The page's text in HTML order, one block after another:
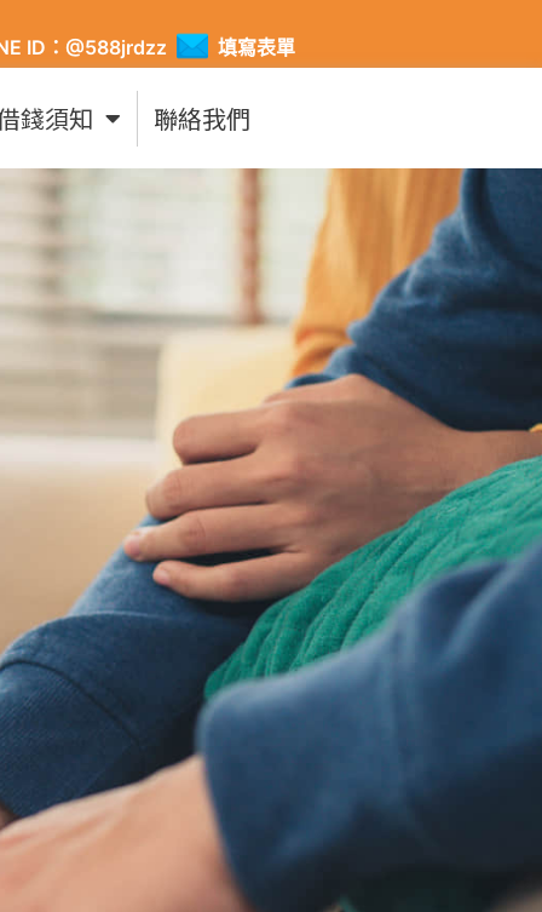
ID：@588jrdzz 填寫表單
錢須知 聯絡我們